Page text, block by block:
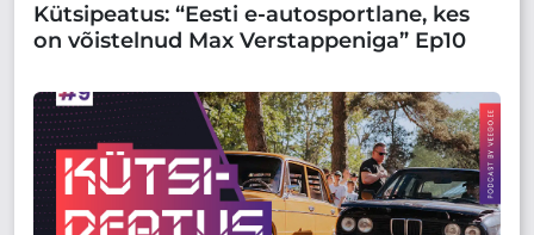
Kütsipeatus: “Eesti e-autosportlane, kes
on võistelnud Max Verstappeniga” Ep10